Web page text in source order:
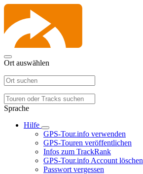
Ort auswählen
Sprache
Hilfe
GPS-Tour.info verwenden
GPS-Touren veröffentlichen
Infos zum TrackRank
GPS-Tour.info Account löschen
Passwort vergessen